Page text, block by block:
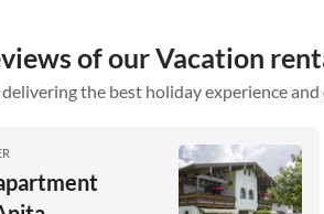
of our Vacation
the best holiday experience